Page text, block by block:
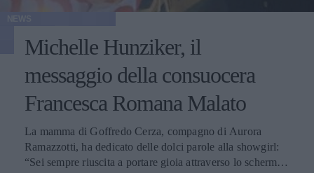
Michelle Hunziker, il
messaggio della consuocera
Francesca Romana Malato
La mamma di Goffredo Cerza, compagno di Aurora
Ramazzotti, ha dedicato delle dolci parole alla showgirl:
“Sei sempre riuscita a portare gioia attraverso lo schermo e